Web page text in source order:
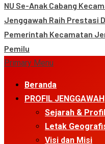
NU Se-Anak Cabang
Jenggawah Raih Prestasi
Pemerintah Kecamatan
Pemilu
Primary Menu
Beranda
PROFIL JENGGAWAH
Sejarah &
Letak
Visi dan Misi